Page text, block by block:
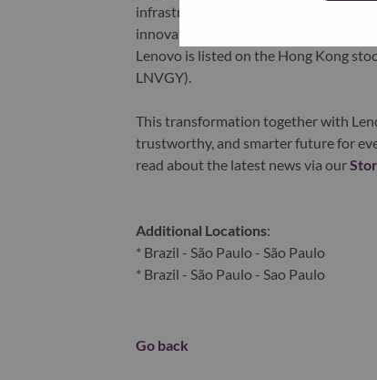
infrastructure), software, solutions,
innovation is building a more
Lenovo is listed on the Hong Kong
LNVGY).
This transformation together with
trustworthy, and smarter future for
read about the latest news via our
Additional Locations:
* Brazil - São Paulo - São Paulo
* Brazil - São Paulo - Sao Paulo
Go back